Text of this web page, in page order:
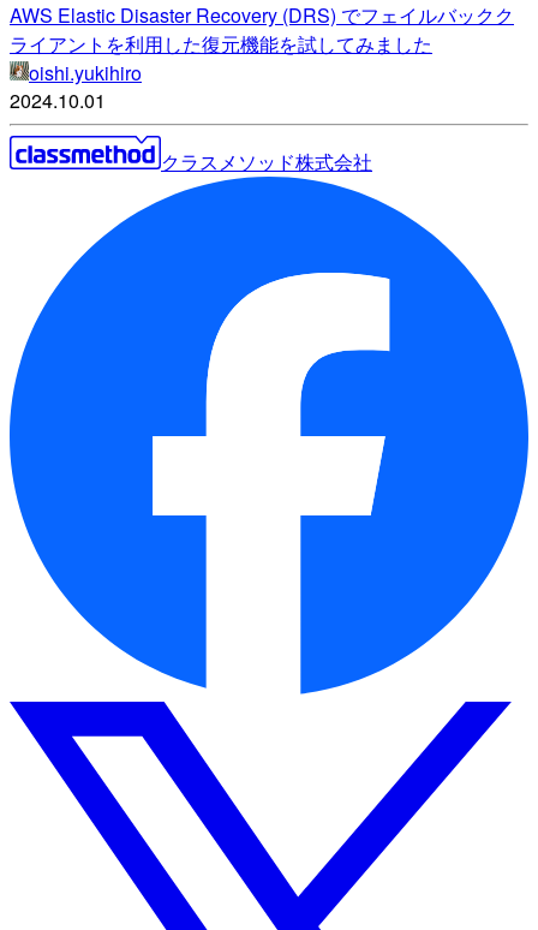
AWS Elastic Disaster Recovery (DRS) でフェイルバックク
ライアントを利用した復元機能を試してみました
oishi.yukihiro
2024.10.01
クラスメソッド株式会社